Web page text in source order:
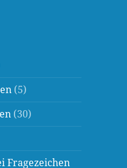
(5)
(30)
Fragezeichen